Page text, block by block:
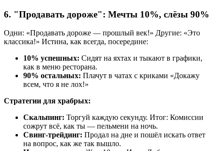
6. "Продавать дороже": Мечты 10%, слёзы 90%
Одни: «Продавать дороже — прошлый век!» Другие: «Это
классика!» Истина, как всегда, посередине:
10% успешных: Сидят на яхтах и тыкают в графики,
как в меню ресторана.
90% остальных: Плачут в чатах с криками «Докажу
всем, что я не лох!»
Стратегии для храбрых:
Скальпинг: Торгуй каждую секунду. Итог: Комиссии
сожрут всё, как ты — пельмени на ночь.
Свинг-трейдинг: Продал на дне и пошёл искать ответ
на вопрос, как же так вышло.